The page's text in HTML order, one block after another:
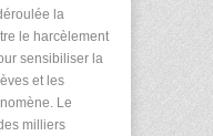
la
le harcèlement
sensibiliser la
et les
Le
milliers